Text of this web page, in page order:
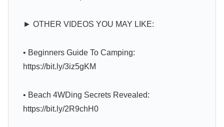
► OTHER VIDEOS YOU MAY LIKE:
• Beginners Guide To Camping:
https://bit.ly/3iz5gKM
• Beach 4WDing Secrets Revealed:
https://bit.ly/2R9chH0